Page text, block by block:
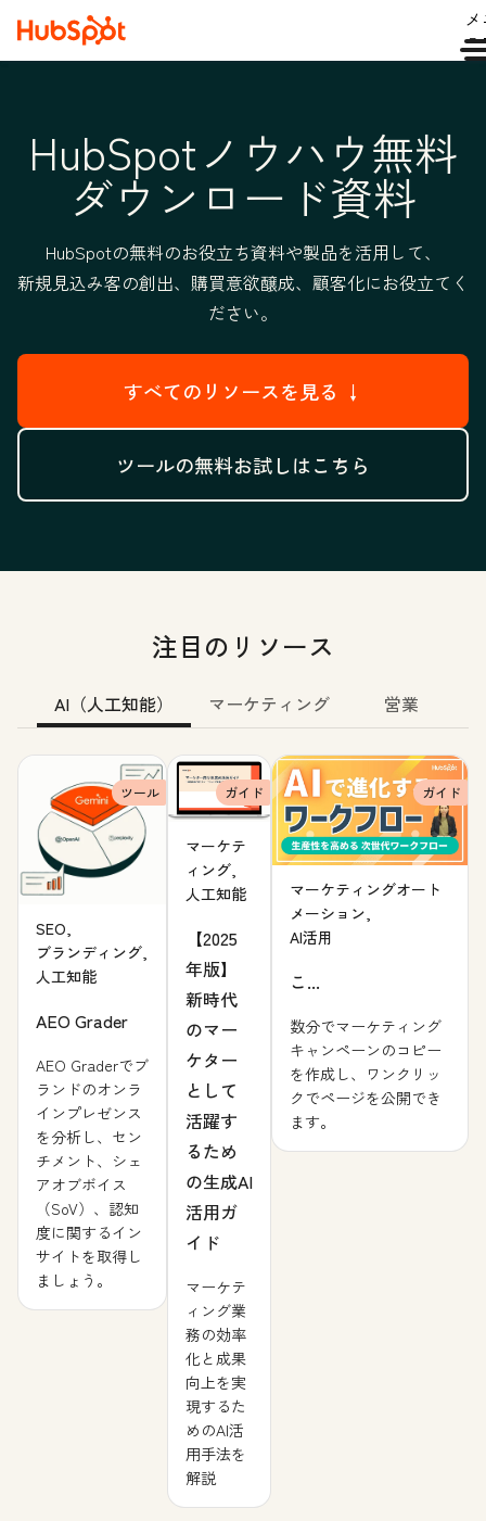
HubSpotノウハウ無料
ダウンロード資料
HubSpotの無料のお役立ち資料や製品を活用して、
新規見込み客の創出、購買意欲醸成、顧客化にお役立てく
ださい。
すべてのリソースを見る ↓
ツールの無料お試しはこちら
注目のリソース
AI（人工知能） マーケティング 営業
ツール
SEO,
ブランディング,
人工知能
AEO Grader
AEO Graderでブ
ランドのオンラ
インプレゼンス
を分析し、セン
チメント、シェ
アオブボイス
（SoV）、認知
度に関するイン
サイトを取得し
ましょう。
ガイド
マーケテ
ィング,
人工知能
【2025
年版】
新時代
のマー
ケター
として
活躍す
るため
の生成AI
活用ガ
イド
マーケテ
ィング業
務の効率
化と成果
向上を実
現するた
めのAI活
用手法を
解説
ガイド
マーケティングオート
メーション,
AI活用
こ...
数分でマーケティング
キャンペーンのコピー
を作成し、ワンクリッ
クでページを公開でき
ます。